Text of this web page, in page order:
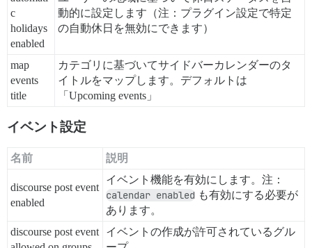
c
holidays
enabled
動的に設定します（注：プラグイン設定で特定
の自動休日を無効にできます）
map
events
title
カテゴリに基づいてサイドバーカレンダーのタ
イトルをマップします。デフォルトは
「Upcoming events」
イベント設定
名前 説明
discourse post event
enabled
イベント機能を有効にします。注：
calendar enabled も有効にする必要が
あります。
discourse post event
イベントの作成が許可されているグル